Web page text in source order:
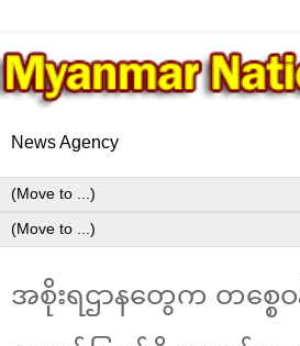
News Agency
အစိုးရဌာနတွေက တစ္စ